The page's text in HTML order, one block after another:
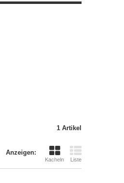
1 Artikel
Anzeigen:
Kacheln Liste